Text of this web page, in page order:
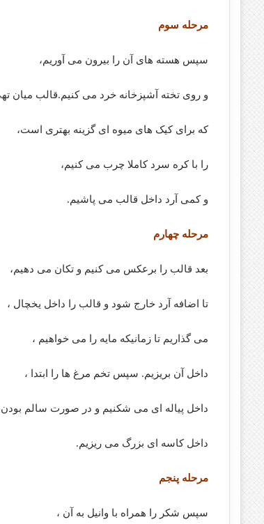
مرحله سوم
سپس هسته های آن را بیرون می آوریم،
و روی تخته آشپزخانه خرد می کنیم.قالب میان
که برای کیک های میوه ای گزینه بهتری است،
را با کره سرد کاملا چرب می کنیم،
و کمی آرد داخل قالب می پاشیم.
مرحله چهارم
بعد قالب را برعکس می کنیم و تکان می دهیم،
تا اضافه آرد خارج شود و قالب را داخل یخچال ،
می گذاریم تا زمانیکه مایه را می خواهیم ،
داخل آن بریزیم. سپس تخم مرغ ها را ابتدا ،
داخل پیاله ای می شکنیم و در صورت سالم
داخل کاسه ای بزرگ می ریزیم.
مرحله پنجم
سپس شکر را همراه با وانیل به آن ،